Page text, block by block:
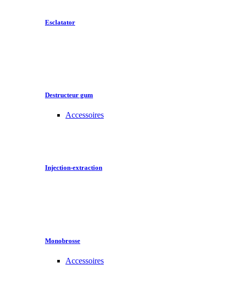
Esclatator
Destructeur gum
Accessoires
Injection-extraction
Monobrosse
Accessoires